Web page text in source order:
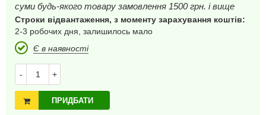
суми будь-якого товару замовлення 1500 грн. і вище
Строки відвантаження, з моменту зарахування коштів:
2-3 робочих дня, залишилось мало
Є в наявності
- +
ПРИДБАТИ